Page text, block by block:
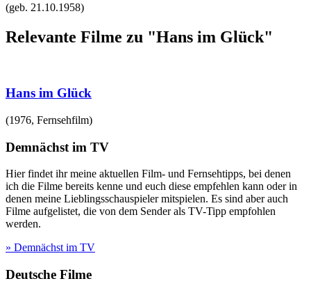
(geb. 21.10.1958)
Relevante Filme zu "Hans im Glück"
Hans im Glück
(1976, Fernsehfilm)
Demnächst im TV
Hier findet ihr meine aktuellen Film- und Fernsehtipps, bei denen
ich die Filme bereits kenne und euch diese empfehlen kann oder in
denen meine Lieblingsschauspieler mitspielen. Es sind aber auch
Filme aufgelistet, die von dem Sender als TV-Tipp empfohlen
werden.
» Demnächst im TV
Deutsche Filme